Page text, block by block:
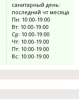
санитарный день:
последний чт месяца
Пн: 10:00-19:00
Вт: 10:00-19:00
Ср: 10:00-19:00
Чт: 10:00-19:00
Пт: 10:00-19:00
Вс: 10:00-19:00